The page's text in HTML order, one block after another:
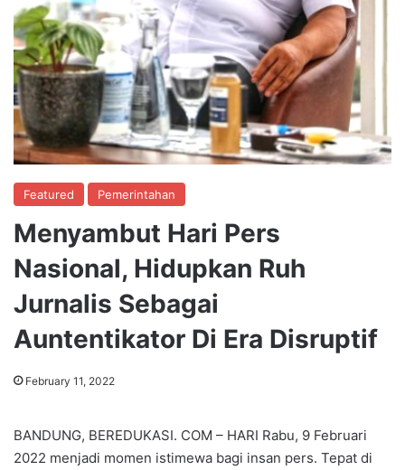
Featured Pemerintahan
Menyambut Hari Pers
Nasional, Hidupkan Ruh
Jurnalis Sebagai
Auntentikator Di Era Disruptif
February 11, 2022
BANDUNG, BEREDUKASI. COM – HARI Rabu, 9 Februari
2022 menjadi momen istimewa bagi insan pers. Tepat di